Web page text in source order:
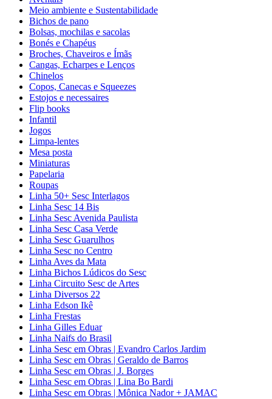
Meio ambiente e Sustentabilidade
Bichos de pano
Bolsas, mochilas e sacolas
Bonés e Chapéus
Broches, Chaveiros e Ímãs
Cangas, Echarpes e Lenços
Chinelos
Copos, Canecas e Squeezes
Estojos e necessaires
Flip books
Infantil
Jogos
Limpa-lentes
Mesa posta
Miniaturas
Papelaria
Roupas
Linha 50+ Sesc Interlagos
Linha Sesc 14 Bis
Linha Sesc Avenida Paulista
Linha Sesc Casa Verde
Linha Sesc Guarulhos
Linha Sesc no Centro
Linha Aves da Mata
Linha Bichos Lúdicos do Sesc
Linha Circuito Sesc de Artes
Linha Diversos 22
Linha Edson Ikê
Linha Frestas
Linha Gilles Eduar
Linha Naifs do Brasil
Linha Sesc em Obras | Evandro Carlos Jardim
Linha Sesc em Obras | Geraldo de Barros
Linha Sesc em Obras | J. Borges
Linha Sesc em Obras | Lina Bo Bardi
Linha Sesc em Obras | Mônica Nador + JAMAC